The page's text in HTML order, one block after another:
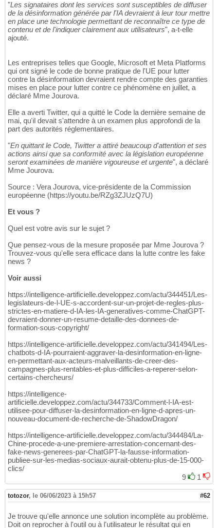
"Les signataires dont les services sont susceptibles de diffuser
de la désinformation générée par l'IA devraient à leur tour mettre
en place une technologie permettant de reconnaître ce type de
contenu et de l'indiquer clairement aux utilisateurs", a-t-elle
ajouté.
Les entreprises telles que Google, Microsoft et Meta Platforms
qui ont signé le code de bonne pratique de l'UE pour lutter
contre la désinformation devraient rendre compte des garanties
mises en place pour lutter contre ce phénomène en juillet, a
déclaré Mme Jourova.
Elle a averti Twitter, qui a quitté le Code la dernière semaine de
mai, qu'il devait s'attendre à un examen plus approfondi de la
part des autorités réglementaires.
"En quittant le Code, Twitter a attiré beaucoup d'attention et ses
actions ainsi que sa conformité avec la législation européenne
seront examinées de manière vigoureuse et urgente", a déclaré
Mme Jourova.
Source : Vera Jourova, vice-présidente de la Commission
européenne (https://youtu.be/RZg3ZJUzQ7U)
Et vous ?
Quel est votre avis sur le sujet ?
Que pensez-vous de la mesure proposée par Mme Jourova ?
Trouvez-vous qu'elle sera efficace dans la lutte contre les fake
news ?
Voir aussi
https://intelligence-artificielle.developpez.com/actu/344451/Les-
legislateurs-de-l-UE-s-accordent-sur-un-projet-de-regles-plus-
strictes-en-matiere-d-IA-les-IA-generatives-comme-ChatGPT-
devraient-donner-un-resume-detaille-des-donnees-de-
formation-sous-copyright/
https://intelligence-artificielle.developpez.com/actu/341494/Les-
chatbots-d-IA-pourraient-aggraver-la-desinformation-en-ligne-
en-permettant-aux-acteurs-malveillants-de-creer-des-
campagnes-plus-rentables-et-plus-difficiles-a-reperer-selon-
certains-chercheurs/
https://intelligence-
artificielle.developpez.com/actu/344733/Comment-l-IA-est-
utilisee-pour-diffuser-la-desinformation-en-ligne-d-apres-un-
nouveau-document-de-recherche-de-ShadowDragon/
https://intelligence-artificielle.developpez.com/actu/344484/La-
Chine-procede-a-une-premiere-arrestation-concernant-des-
fake-news-generees-par-ChatGPT-la-fausse-information-
publiee-sur-les-medias-sociaux-aurait-obtenu-plus-de-15-000-
clics/
9
1
totozor, le 06/06/2023 à 15h57 #62
Je trouve qu'elle annonce une solution incomplète au problème.
Doit on reprocher à l'outil ou à l'utilisateur le résultat qui en